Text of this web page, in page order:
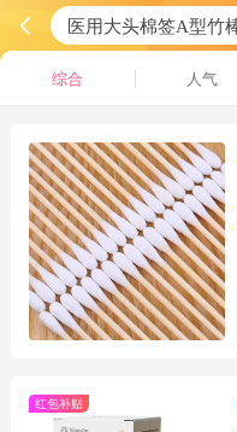
综合 人气
红包补贴